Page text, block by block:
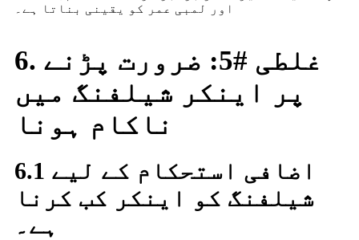
اور لمبی عمر کو یقینی بناتا ہے۔
6. غلطی #5: ضرورت پڑنے
پر اینکر شیلفنگ میں
ناکام ہونا
6.1 اضافی استحکام کے لیے
شیلفنگ کو اینکر کب کرنا
ہے۔